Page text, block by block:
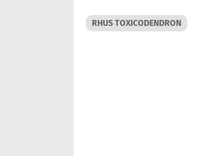
RHUS TOXICODENDRON